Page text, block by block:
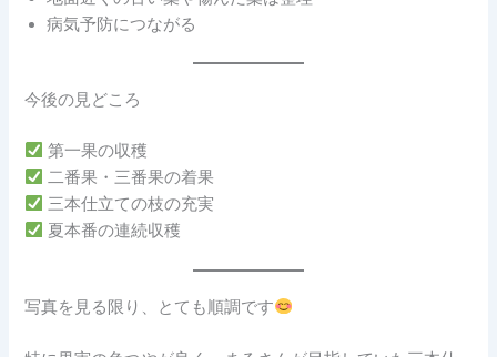
病気予防につながる
今後の見どころ
第一果の収穫
二番果・三番果の着果
三本仕立ての枝の充実
夏本番の連続収穫
写真を見る限り、とても順調です